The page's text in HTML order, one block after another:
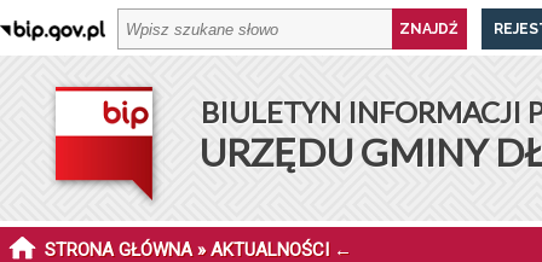
BIULETYN INFORMACJI
URZĘDU GMINY
STRONA GŁÓWNA»AKTUALNOŚCI←